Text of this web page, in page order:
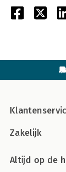
Zakelijk
Altijd op de